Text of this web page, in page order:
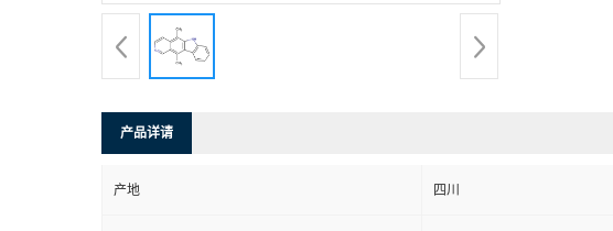
产品详请
产地 四川